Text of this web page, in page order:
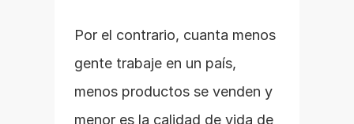
Por el contrario, cuanta menos
gente trabaje en un país,
menos productos se venden y
menor es la calidad de vida de